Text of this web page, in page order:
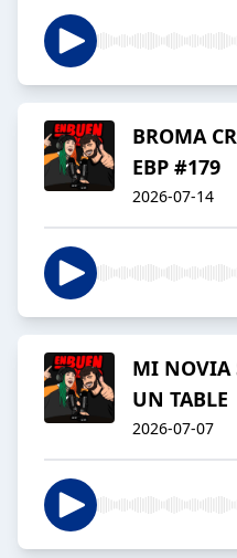
BROMA
EBP #179
2026-07-14
MI NOVIA
UN
2026-07-07